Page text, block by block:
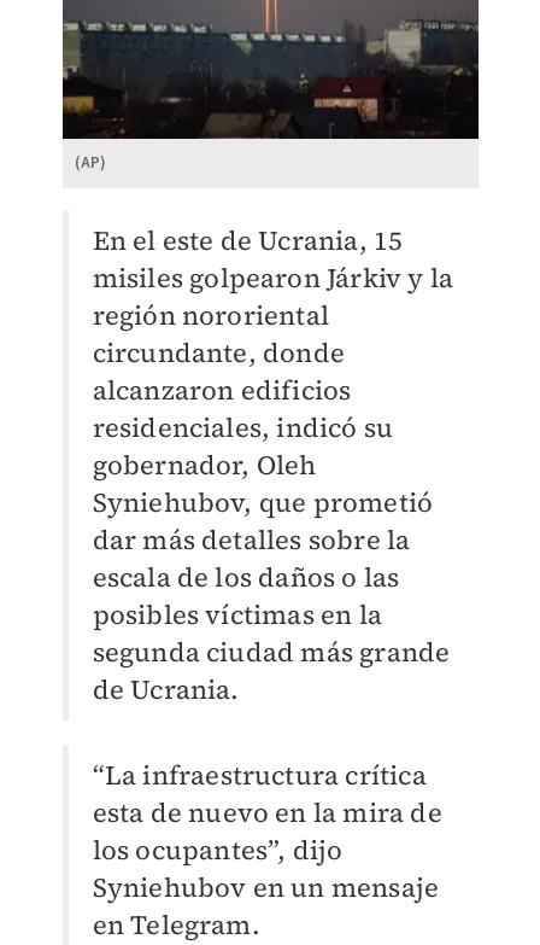
(AP)
En el este de Ucrania, 15
misiles golpearon Járkiv y la
región nororiental
circundante, donde
alcanzaron edificios
residenciales, indicó su
gobernador, Oleh
Syniehubov, que prometió
dar más detalles sobre la
escala de los daños o las
posibles víctimas en la
segunda ciudad más grande
de Ucrania.
“La infraestructura crítica
esta de nuevo en la mira de
los ocupantes”, dijo
Syniehubov en un mensaje
en Telegram.